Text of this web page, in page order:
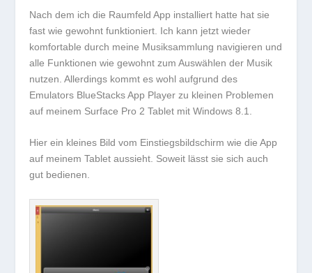
Nach dem ich die Raumfeld App installiert hatte hat sie
fast wie gewohnt funktioniert. Ich kann jetzt wieder
komfortable durch meine Musiksammlung navigieren und
alle Funktionen wie gewohnt zum Auswählen der Musik
nutzen. Allerdings kommt es wohl aufgrund des
Emulators BlueStacks App Player zu kleinen Problemen
auf meinem Surface Pro 2 Tablet mit Windows 8.1.
Hier ein kleines Bild vom Einstiegsbildschirm wie die App
auf meinem Tablet aussieht. Soweit lässt sie sich auch
gut bedienen.